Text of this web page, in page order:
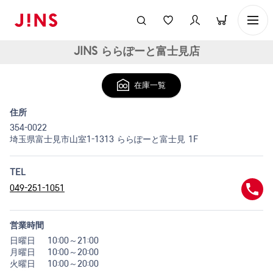
JINS ららぽーと富士見店
在庫一覧
住所
354-0022
埼玉県富士見市山室1-1313 ららぽーと富士見 1F
TEL
049-251-1051
営業時間
日曜日
10:00～21:00
月曜日
10:00～20:00
火曜日
10:00～20:00